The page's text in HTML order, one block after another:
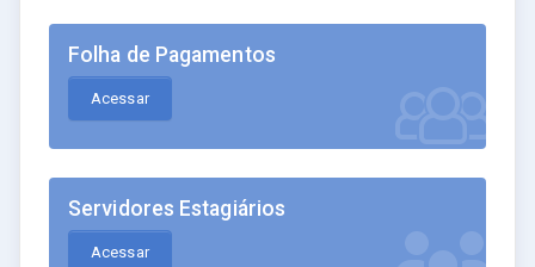
Folha de Pagamentos
Acessar
Servidores Estagiários
Acessar